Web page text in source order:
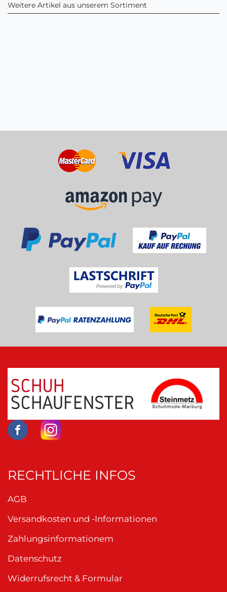
Weitere Artikel aus unserem Sortiment
RECHTLICHE INFOS
AGB
Versandkosten und -Informationen
Zahlungsinformationem
Datenschutz
Widerrufsrecht & Formular